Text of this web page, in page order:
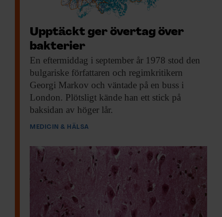
Upptäckt ger övertag över
bakterier
En eftermiddag i september år 1978 stod den
bulgariske författaren och regimkritikern
Georgi Markov och väntade på en buss i
London. Plötsligt kände han ett stick på
baksidan av höger lår.
MEDICIN & HÄLSA